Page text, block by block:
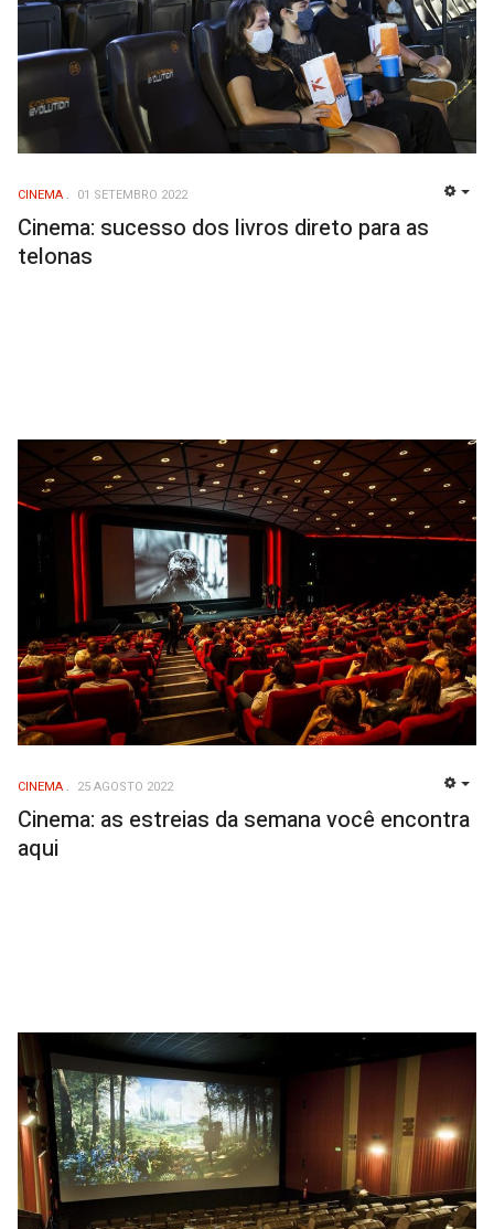
CINEMA 01 SETEMBRO 2022
Cinema: sucesso dos livros direto para as
telonas
CINEMA 25 AGOSTO 2022
Cinema: as estreias da semana você encontra
aqui